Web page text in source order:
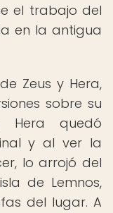
el trabajo del
en la antigua
Zeus y Hera,
sobre su
Hera quedó
y al ver la
lo arrojó del
de Lemnos,
del lugar. A